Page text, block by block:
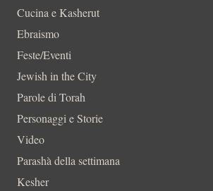
Cucina e Kasherut
Ebraismo
Feste/Eventi
Jewish in the City
Parole di Torah
Personaggi e Storie
Video
Parashà della settimana
Kesher